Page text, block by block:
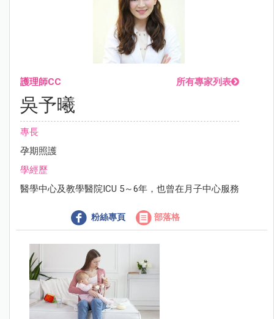
護理師CC 所有專家列表
吳予曦
專長
孕期照護
學經歷
醫學中心及教學醫院ICU 5～6年，也曾在月子中心服務
粉絲專頁 部落格